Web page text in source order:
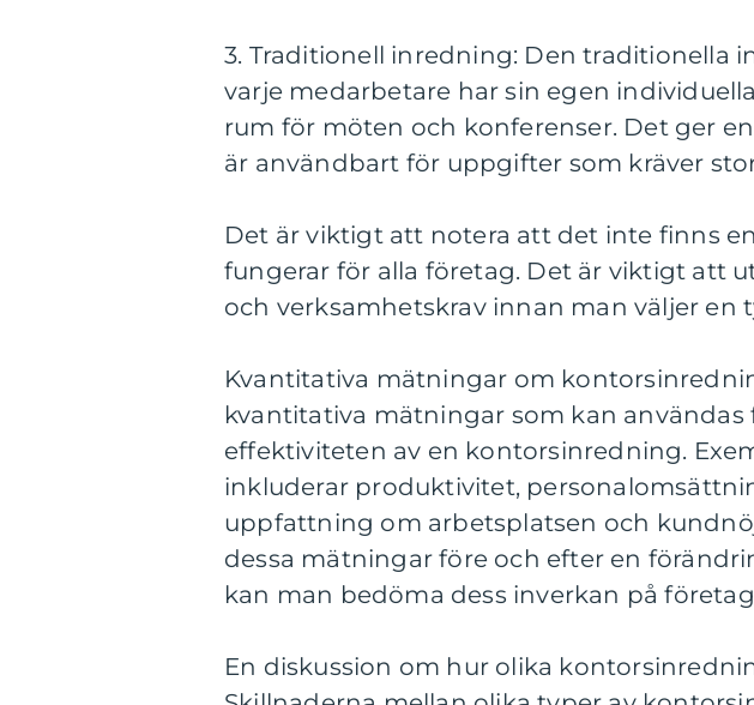
3. Traditionell inredning: Den traditionella
varje medarbetare har sin egen
rum för möten och konferenser. Det ger
är användbart för uppgifter som kräver
Det är viktigt att notera att det inte finns
fungerar för alla företag. Det är viktigt att
och verksamhetskrav innan man väljer en
Kvantitativa mätningar om
kvantitativa mätningar som kan användas
effektiviteten av en kontorsinredning.
inkluderar produktivitet,
uppfattning om arbetsplatsen och
dessa mätningar före och efter en
kan man bedöma dess inverkan på
En diskussion om hur olika